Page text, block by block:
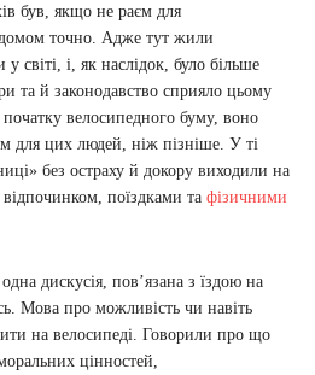
був, якщо не раєм для
домом точно. Адже тут жили
світі, і, як наслідок, було більше
та й законодавство сприяло цьому
велосипедного буму, воно
для цих людей, ніж пізніше. У ті
без остраху й докору виходили на
поїздками та фізичними
дискусія, пов’язана з їздою на
Мова про можливість чи навіть
на велосипеді. Говорили про що
цінностей,